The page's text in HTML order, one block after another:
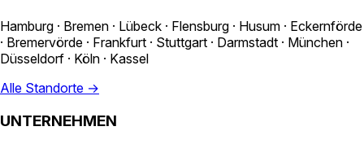
Hamburg · Bremen · Lübeck · Flensburg · Husum · Eckernförde
· Bremervörde · Frankfurt · Stuttgart · Darmstadt · München ·
Düsseldorf · Köln · Kassel
Alle Standorte →
UNTERNEHMEN